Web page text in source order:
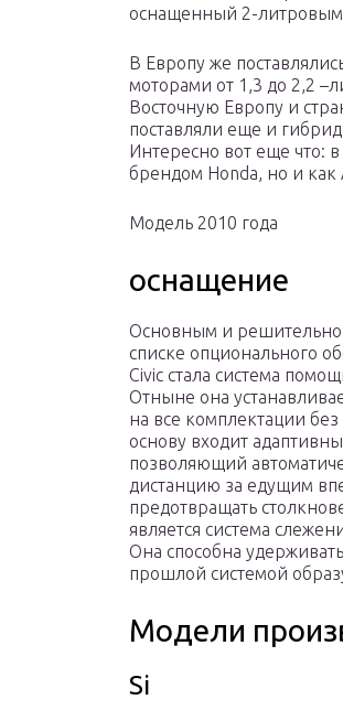
оснащенный 2-
В Европу же
моторами от 1,3 до 2,2
Восточную Европу и
поставляли еще и
Интересно вот еще что:
брендом Honda, но и как
Модель 2010 года
оснащение
Основным и
списке опционального
Civic стала система
Отныне она
на все комплектации
основу входит
позволяющий
дистанцию за едущим
предотвращать
является система
Она способна
прошлой системой
Модели
Si